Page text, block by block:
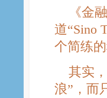
《金融
道“Sino
个简练
其实，
浪”，而